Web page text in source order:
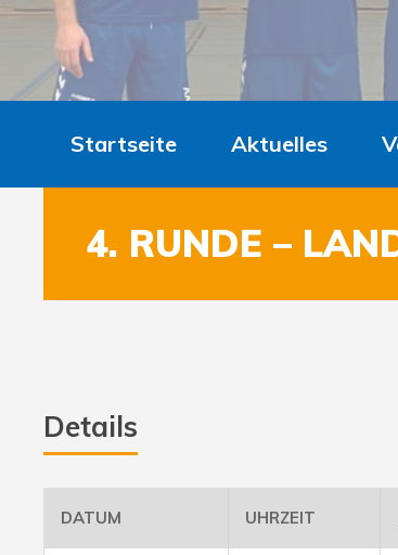
Startseite Aktuelles
4. RUNDE –
Details
DATUM UHRZEIT